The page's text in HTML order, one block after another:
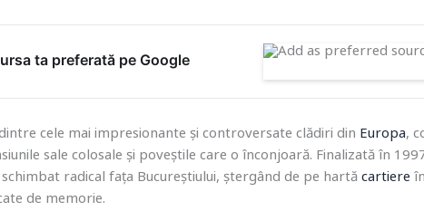
ta preferată pe Google
cele mai impresionante și controversate clădiri din Europa,
sale colosale și poveștile care o înconjoară. Finalizată în
radical fața Bucureștiului, ștergând de pe hartă cartiere
de memorie.